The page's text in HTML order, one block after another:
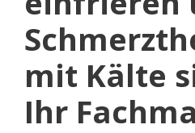
mit Kälte
Ihr